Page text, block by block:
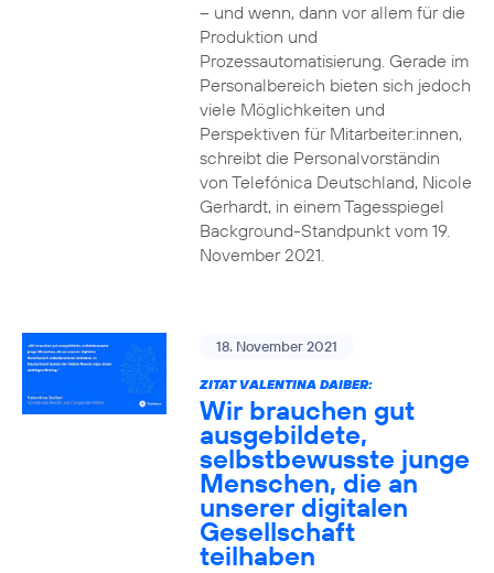
– und wenn, dann vor allem für die
Produktion und
Prozessautomatisierung. Gerade im
Personalbereich bieten sich jedoch
viele Möglichkeiten und
Perspektiven für Mitarbeiter:innen,
schreibt die Personalvorständin
von Telefónica Deutschland, Nicole
Gerhardt, in einem Tagesspiegel
Background-Standpunkt vom 19.
November 2021.
18. November 2021
ZITAT VALENTINA DAIBER:
Wir brauchen gut
ausgebildete,
selbstbewusste junge
Menschen, die an
unserer digitalen
Gesellschaft
teilhaben